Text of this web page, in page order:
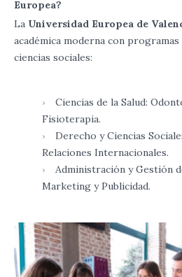
Europea?
La Universidad Europea de
académica moderna con
ciencias sociales:
Ciencias de la Salud:
Fisioterapia.
Derecho y Ciencias
Relaciones Internacionales.
Administración y Gestión
Marketing y Publicidad.